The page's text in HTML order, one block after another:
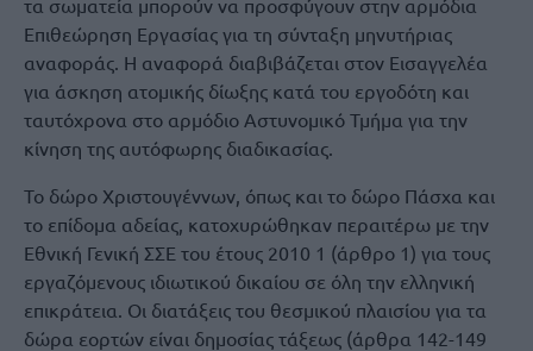
Επιθεώρηση Εργασίας για τη σύνταξη μηνυτήριας
αναφοράς. Η αναφορά διαβιβάζεται στον Εισαγγελέα
για άσκηση ατομικής δίωξης κατά του εργοδότη και
ταυτόχρονα στο αρμόδιο Αστυνομικό Τμήμα για την
κίνηση της αυτόφωρης διαδικασίας.
Το δώρο Χριστουγέννων, όπως και το δώρο Πάσχα και
το επίδομα αδείας, κατοχυρώθηκαν περαιτέρω με την
Εθνική Γενική ΣΣΕ του έτους 2010 1 (άρθρο 1) για τους
εργαζόμενους ιδιωτικού δικαίου σε όλη την ελληνική
επικράτεια. Οι διατάξεις του θεσμικού πλαισίου για τα
δώρα εορτών είναι δημοσίας τάξεως (άρθρα 142-149